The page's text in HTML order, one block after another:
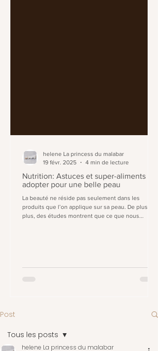
Nutrition: Astuces et super-aliments à
adopter pour une belle peau
La beauté ne réside pas seulement dans les
produits que l’on applique sur sa peau. De plus en
plus, des études montrent que ce que nous...
helene La princess du malabar
19 févr. 2025
4 min de lecture
Post
Tous les posts
helene La princess du malabar